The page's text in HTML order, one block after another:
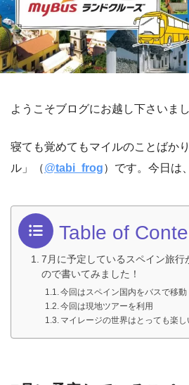
ようこそブログにお越し下さいまし
寝ても覚めてもマイルのことばか
ル」（@tabi_frog）です。今日は、
Table of
7月に予定しているスペイン旅行
ので書いてみました！
今回はスペイン国内をバスで移動
今回は現地ツアーを利用
マイレージの世界はとっても楽し